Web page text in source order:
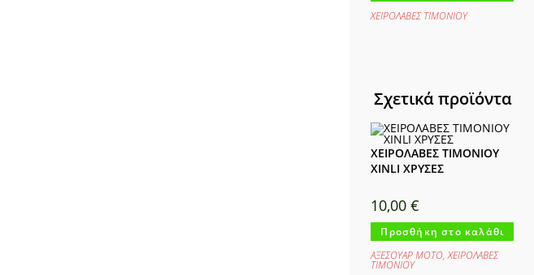
ΧΕΙΡΟΛΑΒΕΣ ΤΙΜΟΝΙΟΥ
Σχετικά προϊόντα
ΧΕΙΡΟΛΑΒΕΣ ΤΙΜΟΝΙΟΥ
XINLI ΧΡΥΣΕΣ
10,00€
Προσθήκη στο καλάθι
ΑΞΕΣΟΥΑΡ ΜΟΤΟ,ΧΕΙΡΟΛΑΒΕΣ
ΤΙΜΟΝΙΟΥ